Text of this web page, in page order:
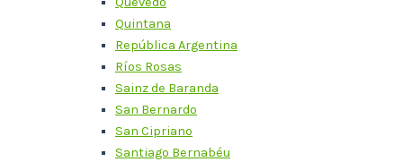
Quintana
República Argentina
Ríos Rosas
Sainz de Baranda
San Bernardo
San Cipriano
Santiago Bernabéu